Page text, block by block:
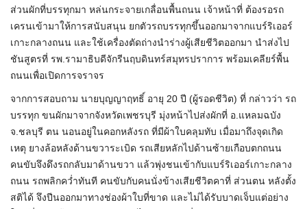
ส่วนผักที่บรรทุกมา หล่นกระจายเกลื่อนพื้นถนน เจ้าหน้าที่ ต้องรอรถ
เครนเข้ามาให้การสนับสนุน ยกตัวรถบรรทุกขึ้นออกมาจากแบร์ริเออร์
เกาะกลางถนน และใช้เครื่องตัดถ่างนำร่างผู้เสียชีวิตออกมา นำส่งไป
ชันสูตรที่ รพ.รามาธิบดีจักรีนฤบดินทร์สมุทรปราการ พร้อมเคลียร์พื้น
ถนนเพื่อเปิดการจราจร
จากการสอบถาม นายบุญญาฤทธิ์ อายุ 20 ปี (ผู้รอดชีวิต) ที่ กล่าวว่า รถ
บรรทุก ขนผักมาจากจังหวัดเพชรบุรี มุ่งหน้าไปส่งผักที่ อ.แหลมฉบัง
จ.ชลบุรี ตน นอนอยู่ในคอกหลังรถ ที่มีผ้าใบคลุมทับ เมื่อมาถึงจุดเกิด
เหตุ ยางล้อหลังด้านขวาระเบิด รถเสียหลักไปด้านซ้ายเกือบตกถนน
คนขับจึงดึงรถกลับมาด้านขวา แล้วพุ่งชนเข้ากับแบร์ริเออร์เกาะกลาง
ถนน รถพลิกคว่ำทันที คนขับกับคนนั่งข้างเสียชีวิตคาที่ ส่วนตน หลังตั้ง
สติได้ จึงปีนออกมาทางช่องผ้าใบที่ขาด และไม่ได้รับบาดเจ็บแต่อย่าง